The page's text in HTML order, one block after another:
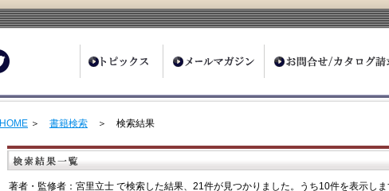
HOME ＞ 書籍検索 ＞ 検索結果
著者・監修者：宮里立士 で検索した結果、21件が見つかりました。うち10件を表示しま